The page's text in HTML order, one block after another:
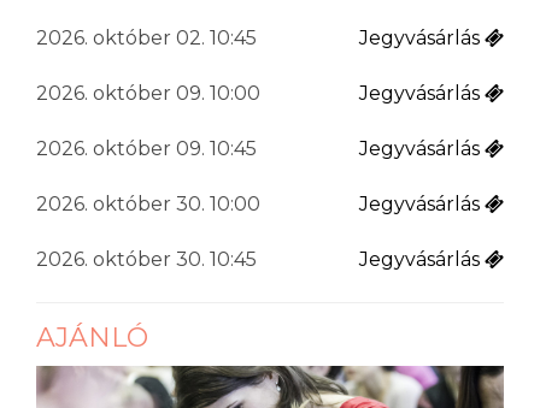
2026. október 02. 10:45 Jegyvásárlás
2026. október 09. 10:00 Jegyvásárlás
2026. október 09. 10:45 Jegyvásárlás
2026. október 30. 10:00 Jegyvásárlás
2026. október 30. 10:45 Jegyvásárlás
AJÁNLÓ